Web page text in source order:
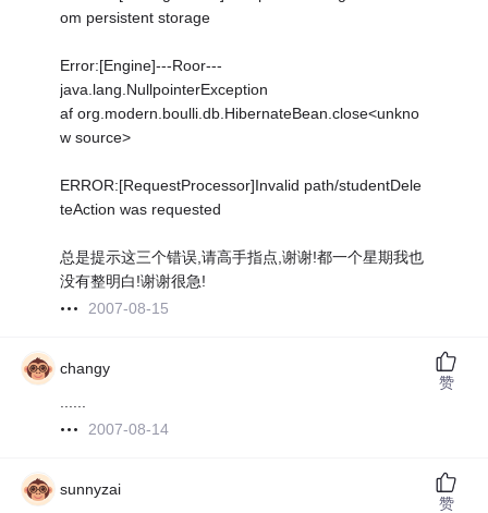
om persistent storage
Error:[Engine]---Roor---
java.lang.NullpointerException
af org.modern.boulli.db.HibernateBean.close<unkno
w source>
ERROR:[RequestProcessor]Invalid path/studentDele
teAction was requested
总是提示这三个错误,请高手指点,谢谢!都一个星期我也
没有整明白!谢谢很急!
2007-08-15
changy
......
2007-08-14
赞
sunnyzai
赞